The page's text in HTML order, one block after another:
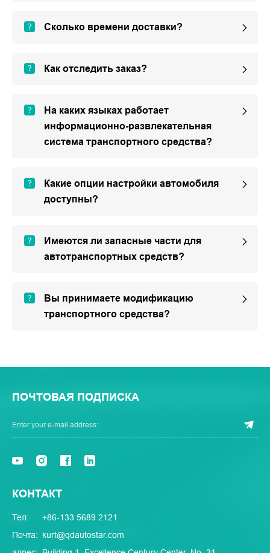
Сколько времени доставки?
Как отследить заказ?
На каких языках работает
информационно-развлекательная
система транспортного средства?
Какие опции настройки автомобиля
доступны?
Имеются ли запасные части для
автотранспортных средств?
Вы принимаете модификацию
транспортного средства?
ПОЧТОВАЯ ПОДПИСКА
КОНТАКТ
Тел:
+86-133 5689 2121
Почта: kurt@qdautostar.com